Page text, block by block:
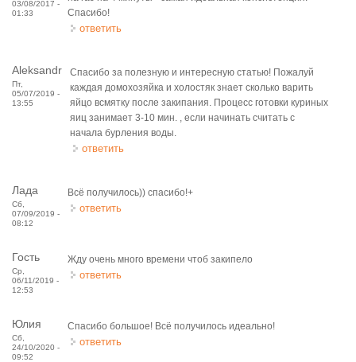
03/08/2017 -
01:33
Спасибо!
ответить
Aleksandr
Пт,
05/07/2019 -
13:55
Спасибо за полезную и интересную статью! Пожалуй
каждая домохозяйка и холостяк знает сколько варить
яйцо всмятку после закипания. Процесс готовки куриных
яиц занимает 3-10 мин. , если начинать считать с
начала бурления воды.
ответить
Лада
Сб,
07/09/2019 -
08:12
Всё получилось)) спасибо!+
ответить
Гость
Ср,
06/11/2019 -
12:53
Жду очень много времени чтоб закипело
ответить
Юлия
Сб,
24/10/2020 -
09:52
Спасибо большое! Всё получилось идеально!
ответить